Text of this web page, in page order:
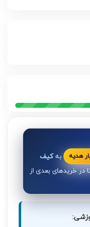
بهکیف
در خریدهای بعدی از